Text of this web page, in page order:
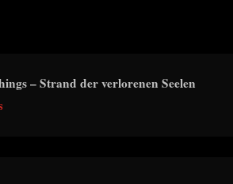
– Strand der verlorenen Seelen